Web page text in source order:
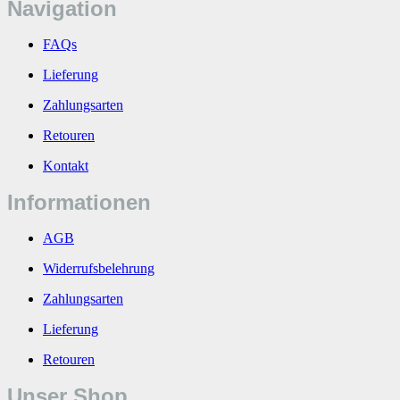
Navigation
FAQs
Lieferung
Zahlungsarten
Retouren
Kontakt
Informationen
AGB
Widerrufsbelehrung
Zahlungsarten
Lieferung
Retouren